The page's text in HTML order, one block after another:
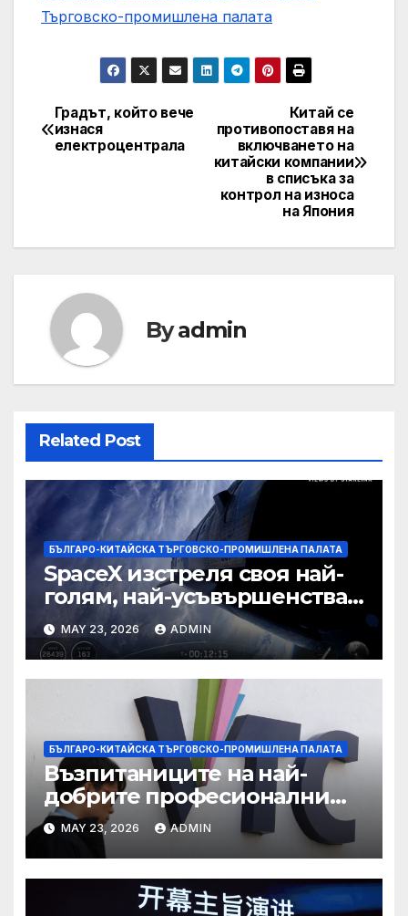
Търговско-промишлена палaта
Post
navigation
Китай се
противопоставя на
включването на
китайски компании
в списъка за
контрол на износа
на Япония
Градът, който вече
изнася
електроцентрала
Byadmin
Related Post
БЪЛГАРО-КИТАЙСКА ТЪРГОВСКО-ПРОМИШЛЕНА ПАЛАТА
SpaceX изстреля своя най-
голям, най-усъвършенстван
Starship досега на тестов
полет
MAY 23, 2026 ADMIN
БЪЛГАРО-КИТАЙСКА ТЪРГОВСКО-ПРОМИШЛЕНА ПАЛАТА
Възпитаниците на най-
добрите професионални
училища са спестили
тежестта на въздействието
на ИИ, казва новият
председател
MAY 23, 2026 ADMIN